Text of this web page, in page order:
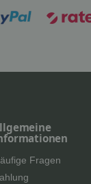
Fragen